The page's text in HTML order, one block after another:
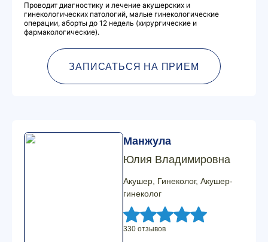
Проводит диагностику и лечение акушерских и
гинекологических патологий, малые гинекологические
операции, аборты до 12 недель (хирургические и
фармакологические).
ЗАПИСАТЬСЯ НА ПРИЕМ
Манжула
Юлия Владимировна
Акушер, Гинеколог, Акушер-
гинеколог
330 отзывов